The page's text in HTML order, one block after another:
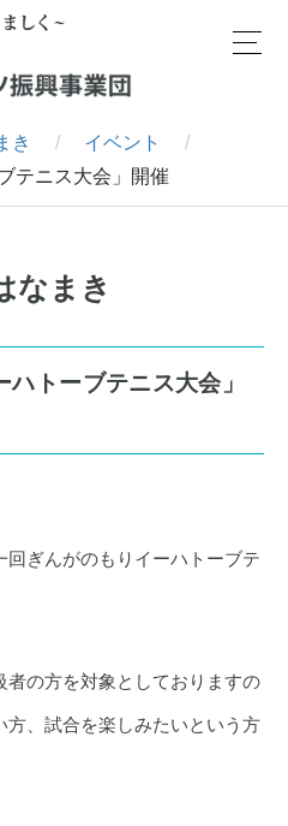
き / イベント
/
テニス大会」開催
なまき
ハトーブテニス大会」
ぎんがのもりイーハトーブテ
の方を対象としておりますの
方、試合を楽しみたいという方